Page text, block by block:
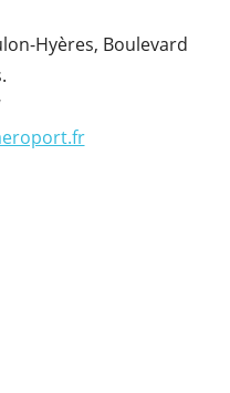
Hyères, Boulevard